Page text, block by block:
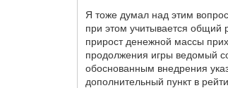
Я тоже думал над этим
при этом учитывается общий
прирост денежной массы
продолжения игры ведомый
обоснованным внедрения
дополнительный пункт в